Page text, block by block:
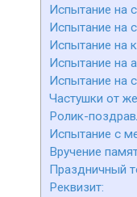
Испытание на
Испытание на
Испытание на
Испытание на
Испытание на
Частушки от
Ролик-
Испытание с
Вручение
Праздничный
Реквизит: